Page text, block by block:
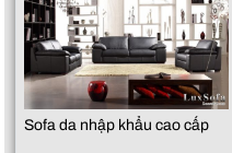
Sofa da nhập khẩu cao cấp